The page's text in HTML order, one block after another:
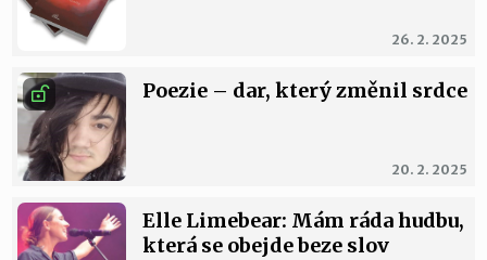
26. 2. 2025
20. 2. 2025
Poezie – dar, který změnil srdce
Elle Limebear: Mám ráda hudbu,
která se obejde beze slov